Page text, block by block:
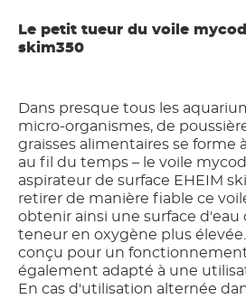
Le petit tueur du voile
skim350
Dans presque tous les
micro-organismes, de
graisses alimentaires se forme
au fil du temps – le voile
aspirateur de surface EHEIM
retirer de manière fiable ce
obtenir ainsi une surface d'eau
teneur en oxygène plus
conçu pour un
également adapté à une
En cas d'utilisation alternée